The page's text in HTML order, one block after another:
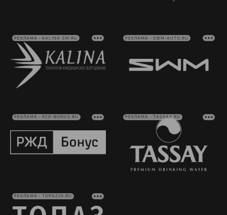
РЕКЛАМА • KALINA-SM.RU РЕКЛАМА • SWM-AUTO.RU
РЕКЛАМА • RZD-BONUS.RU РЕКЛАМА • TASSAY.RU
РЕКЛАМА • TOPAZ24.RU